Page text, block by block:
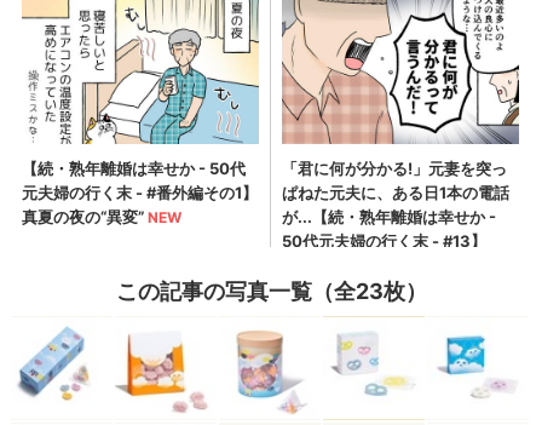
この記事の写真一覧（全23枚）